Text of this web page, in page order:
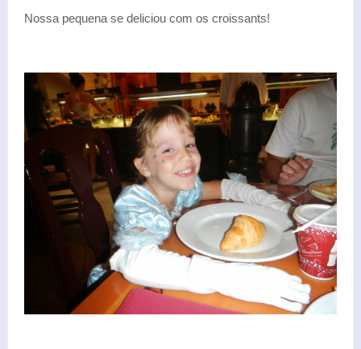
Nossa pequena se deliciou com os croissants!